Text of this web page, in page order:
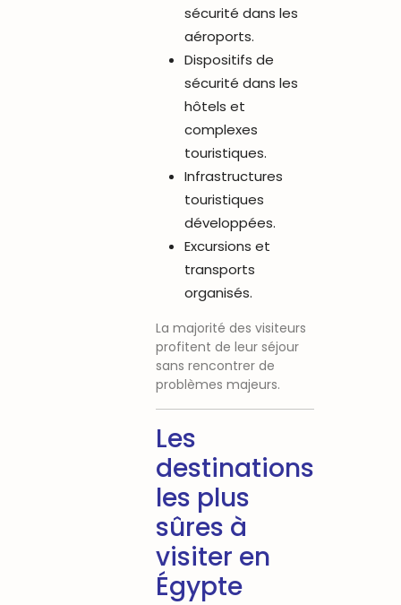
sécurité dans les
aéroports.
Dispositifs de
sécurité dans les
hôtels et
complexes
touristiques.
Infrastructures
touristiques
développées.
Excursions et
transports
organisés.
La majorité des visiteurs
profitent de leur séjour
sans rencontrer de
problèmes majeurs.
Les
destinations
les plus
sûres à
visiter en
Égypte